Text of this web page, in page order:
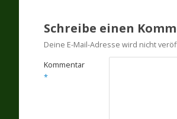
Schreibe einen
Deine E-Mail-Adresse wird nicht
Kommentar
*